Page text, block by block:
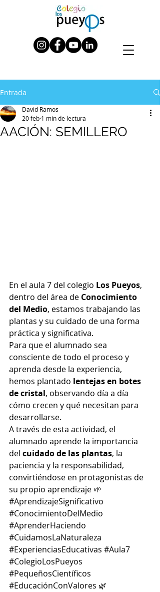
Entrada
AACIÓN: SEMILLERO
David Ramos
20 feb 1 min de lectura
En el aula 7 del colegio Los Pueyos,
dentro del área de Conocimiento
del Medio, estamos trabajando las
plantas y su cuidado de una forma
práctica y significativa.
Para que el alumnado sea
consciente de todo el proceso y
aprenda desde la experiencia,
hemos plantado lentejas en botes
de cristal, observando día a día
cómo crecen y qué necesitan para
desarrollarse.
A través de esta actividad, el
alumnado aprende la importancia
del cuidado de las plantas, la
paciencia y la responsabilidad,
convirtiéndose en protagonistas de
su propio aprendizaje 🌱
#AprendizajeSignificativo
#ConocimientoDelMedio
#AprenderHaciendo
#CuidamosLaNaturaleza
#ExperienciasEducativas #Aula7
#ColegioLosPueyos
#PequeñosCientíficos
#EducaciónConValores 🌿